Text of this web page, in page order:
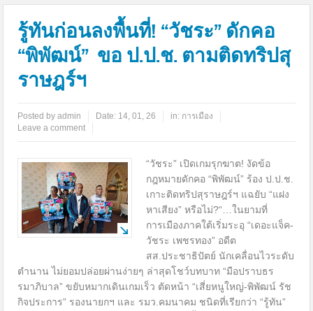
รู้ทันก่อนลงพื้นที่! “วัชระ” ดักคอ
“พิพัฒน์” ขอ ป.ป.ช. ตามติดทริปสุ
ราษฎร์ฯ
Posted byadmin Date: 14, 01, 26 in: การเมือง
Leave a comment
“วัชระ” เปิดเกมรุกฆาต! งัดข้อ
กฎหมายดักคอ “พิพัฒน์” ร้อง ป.ป.ช.
เกาะติดทริปสุราษฎร์ฯ แฉยับ “แฝง
หาเสียง” หรือไม่?“…ในยามที่
การเมืองภาคใต้เริ่มระอุ “เดอะแจ็ค-
วัชระ เพชรทอง” อดีต
สส.ประชาธิปัตย์ นักเคลื่อนไวระดับ
ตำนาน ไม่ยอมปล่อยผ่านง่ายๆ ล่าสุดโชว์บทบาท “มือปราบธร
รมาภิบาล” ขยับหมากเดินเกมเร็ว ตัดหน้า “เสี่ยหนูใหญ่-พิพัฒน์ รัช
กิจประการ” รองนายกฯ และ รมว.คมนาคม ชนิดที่เรียกว่า “รู้ทัน”